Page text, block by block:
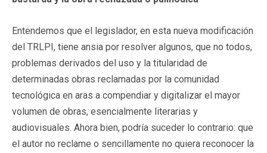
Entendemos que el legislador, en esta nueva modificación
del TRLPI, tiene ansia por resolver algunos, que no todos,
problemas derivados del uso y la titularidad de
determinadas obras reclamadas por la comunidad
tecnológica en aras a compendiar y digitalizar el mayor
volumen de obras, esencialmente literarias y
audiovisuales. Ahora bien, podría suceder lo contrario: que
el autor no reclame o sencillamente no quiera reconocer la